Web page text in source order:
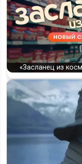
«Засланец из